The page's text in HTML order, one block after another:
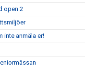
open 2
inte anmäla er!